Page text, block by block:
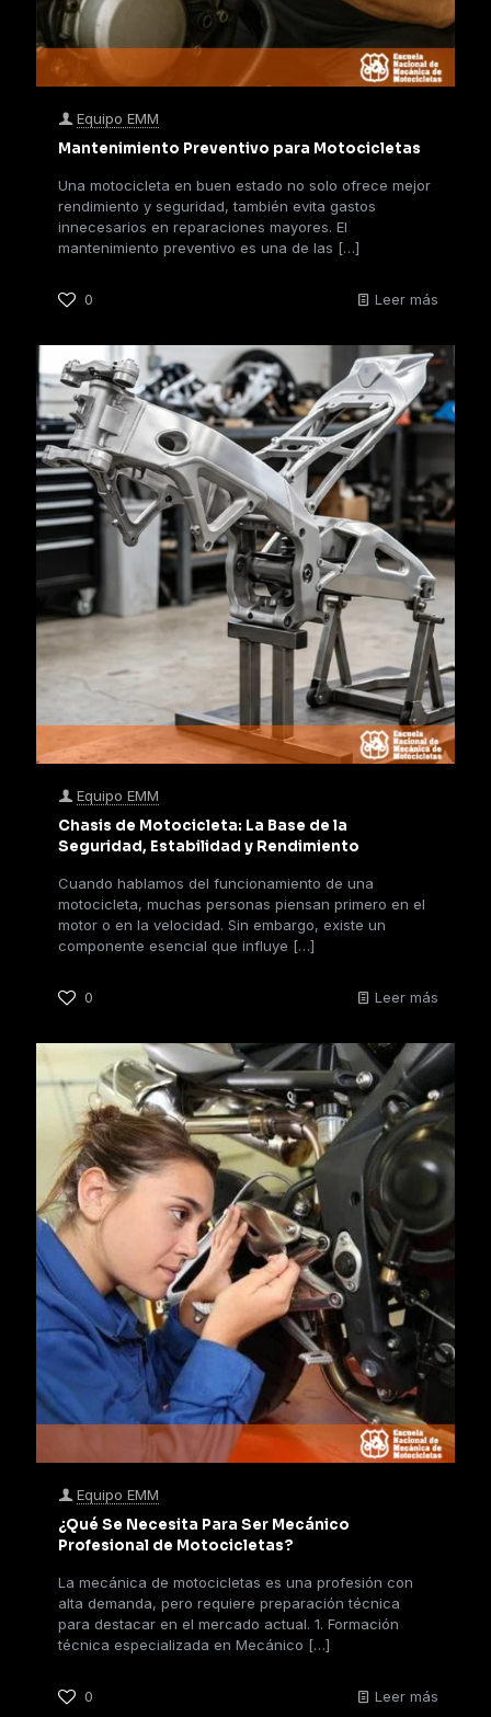
Equipo EMM
Mantenimiento Preventivo para Motocicletas
Una motocicleta en buen estado no solo ofrece mejor
rendimiento y seguridad, también evita gastos
innecesarios en reparaciones mayores. El
mantenimiento preventivo es una de las […]
0 Leer más
Equipo EMM
Chasis de Motocicleta: La Base de la
Seguridad, Estabilidad y Rendimiento
Cuando hablamos del funcionamiento de una
motocicleta, muchas personas piensan primero en el
motor o en la velocidad. Sin embargo, existe un
componente esencial que influye […]
0 Leer más
Equipo EMM
¿Qué Se Necesita Para Ser Mecánico
Profesional de Motocicletas?
La mecánica de motocicletas es una profesión con
alta demanda, pero requiere preparación técnica
para destacar en el mercado actual. 1. Formación
técnica especializada en Mecánico […]
0 Leer más